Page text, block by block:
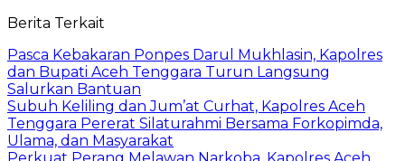
Berita Terkait
Pasca Kebakaran Ponpes Darul Mukhlasin, Kapolres
dan Bupati Aceh Tenggara Turun Langsung
Salurkan Bantuan
Subuh Keliling dan Jum’at Curhat, Kapolres Aceh
Tenggara Pererat Silaturahmi Bersama Forkopimda,
Ulama, dan Masyarakat